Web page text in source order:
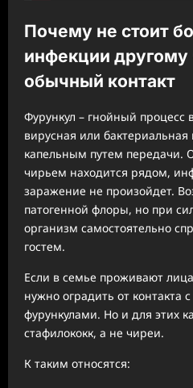
Почему не стоит
инфекции другому
обычный контакт
Фурункул – гнойный процесс
вирусная или
капельным путем передачи.
чирьем находится рядом,
заражение не произойдет.
патогенной флоры, но при
организм самостоятельно
гостем.
Если в семье проживают
нужно оградить от
фурункулами. Но и для этих
стафилококк, а не чиреи.
К таким относятся: